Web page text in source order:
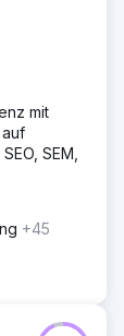
mit
SEM,
+45